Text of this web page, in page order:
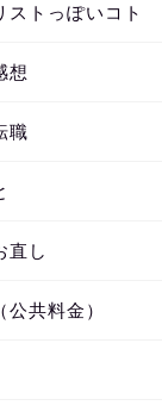
ストっぽいコト
想
職
直し
公共料金）